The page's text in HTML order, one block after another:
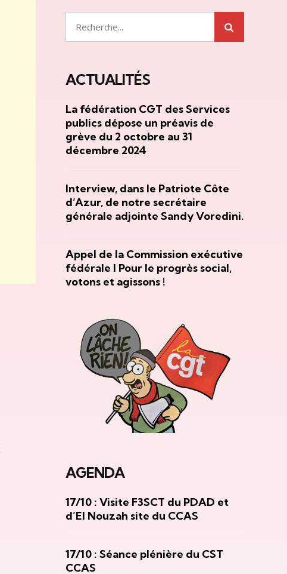
ACTUALITÉS
La fédération CGT des Services
publics dépose un préavis de
grève du 2 octobre au 31
décembre 2024
Interview, dans le Patriote Côte
d’Azur, de notre secrétaire
générale adjointe Sandy Voredini.
Appel de la Commission exécutive
fédérale I Pour le progrès social,
votons et agissons !
AGENDA
17/10 : Visite F3SCT du PDAD et
d’El Nouzah site du CCAS
17/10 : Séance plénière du CST
CCAS